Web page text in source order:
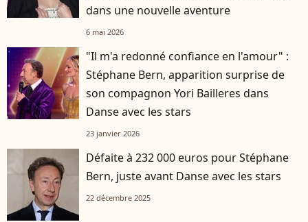
dans une nouvelle aventure
6 mai 2026
"Il m'a redonné confiance en l'amour" :
Stéphane Bern, apparition surprise de
son compagnon Yori Bailleres dans
Danse avec les stars
23 janvier 2026
Défaite à 232 000 euros pour Stéphane
Bern, juste avant Danse avec les stars
22 décembre 2025